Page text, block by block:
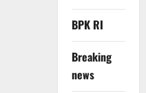
BPK RI
Breaking
news